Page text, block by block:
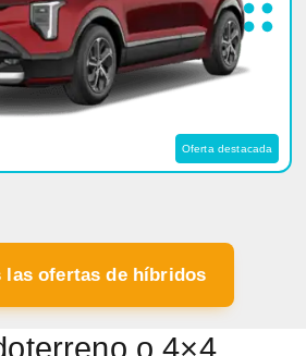
Oferta destacada
las ofertas de híbridos
o 4×4